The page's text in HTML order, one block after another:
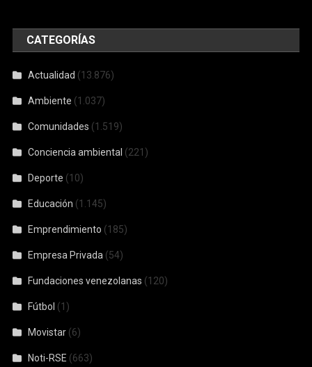
CATEGORÍAS
Actualidad (13.876)
Ambiente (1.037)
Comunidades (1.519)
Conciencia ambiental (221)
Deporte (10)
Educación (1.145)
Emprendimiento (185)
Empresa Privada (54)
Fundaciones venezolanas (120)
Fútbol (1)
Movistar (6)
Noti-RSE (663)